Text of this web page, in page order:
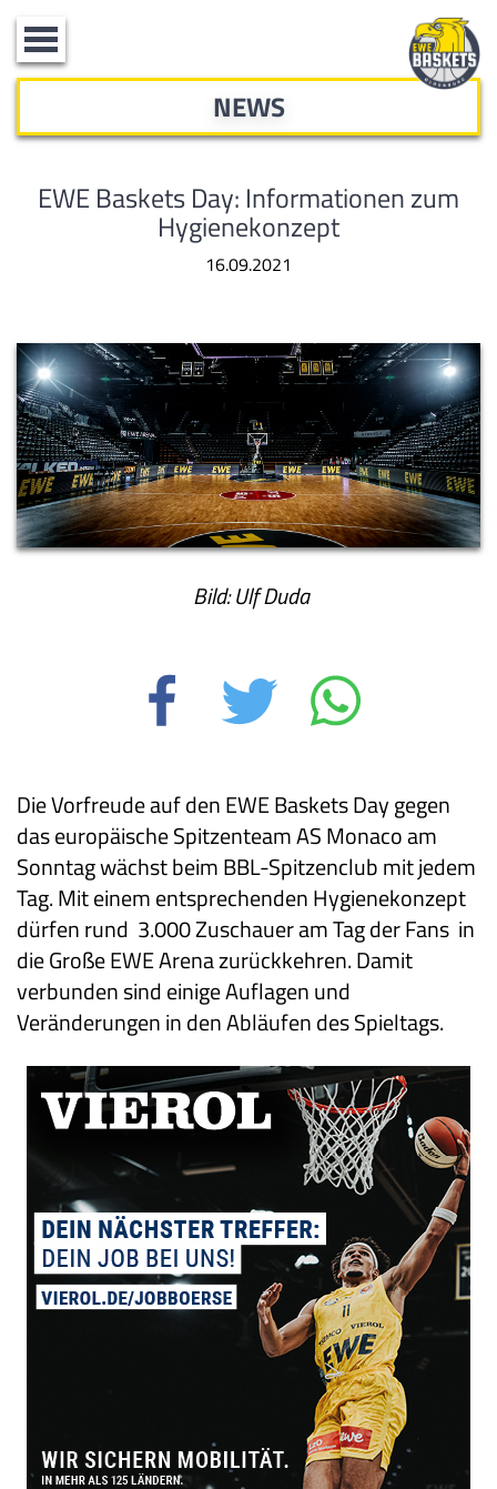
Toggle
navigation
NEWS
EWE Baskets Day: Informationen zum
Hygienekonzept
16.09.2021
Bild: Ulf Duda
Die Vorfreude auf den EWE Baskets Day gegen
das europäische Spitzenteam AS Monaco am
Sonntag wächst beim BBL-Spitzenclub mit jedem
Tag. Mit einem entsprechenden Hygienekonzept
dürfen rund 3.000 Zuschauer am Tag der Fans in
die Große EWE Arena zurückkehren. Damit
verbunden sind einige Auflagen und
Veränderungen in den Abläufen des Spieltags.